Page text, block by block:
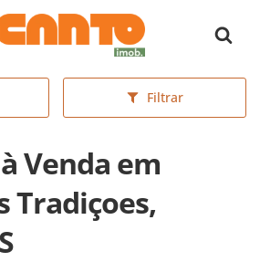
inicial
Filtrar
Venda em
Tradiçoes,